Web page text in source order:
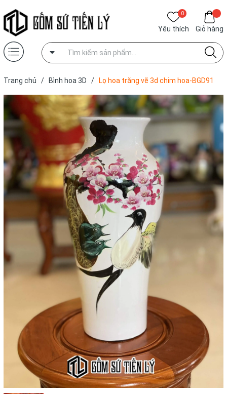
0
Yêu thích Giỏ hàng
Trang chủ / Bình hoa 3D / Lọ hoa trăng vẽ 3d chim hoa-BGD91